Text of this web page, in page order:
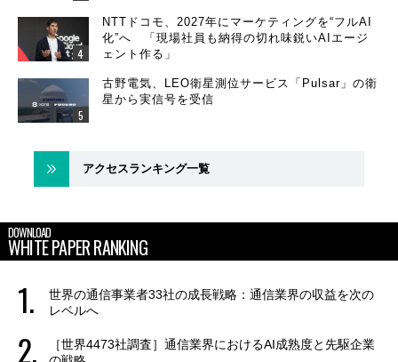
NTTドコモ、2027年にマーケティングを“フルAI
化”へ 「現場社員も納得の切れ味鋭いAIエージ
ェント作る」
古野電気、LEO衛星測位サービス「Pulsar」の衛
星から実信号を受信
アクセスランキング一覧
DOWNLOAD
WHITE PAPER RANKING
世界の通信事業者33社の成長戦略：通信業界の収益を次の
レベルへ
［世界4473社調査］通信業界におけるAI成熟度と先駆企業